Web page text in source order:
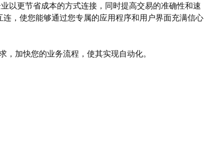
以更节省成本的方式连接，同时提高交易的准确性和速
，使您能够通过您专属的应用程序和用户界面充满信心
加快您的业务流程，使其实现自动化。